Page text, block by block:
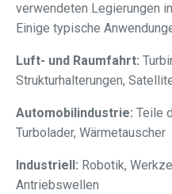
verwendeten Legierungen
Einige typische
Luft- und Raumfahrt:
Strukturhalterungen,
Automobilindustrie: Teile
Turbolader, Wärmetauscher
Industriell: Robotik,
Antriebswellen